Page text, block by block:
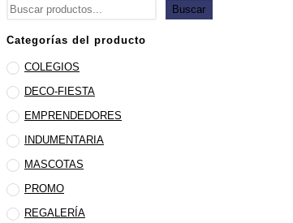
Buscar Buscar
Categorías del producto
COLEGIOS
DECO-FIESTA
EMPRENDEDORES
INDUMENTARIA
MASCOTAS
PROMO
REGALERÍA